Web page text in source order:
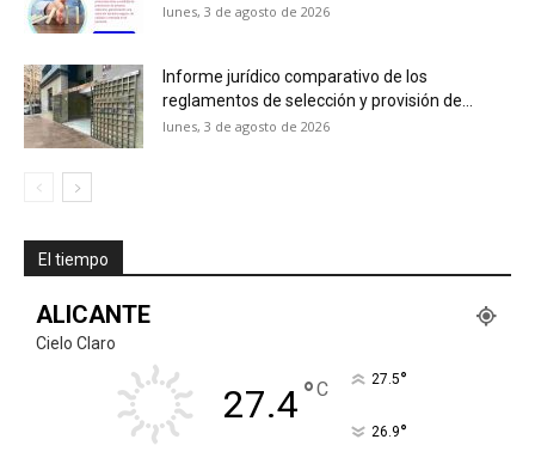
lunes, 3 de agosto de 2026
Informe jurídico comparativo de los
reglamentos de selección y provisión de...
lunes, 3 de agosto de 2026
El tiempo
ALICANTE
Cielo Claro
27.4°C 27.5°
26.9°